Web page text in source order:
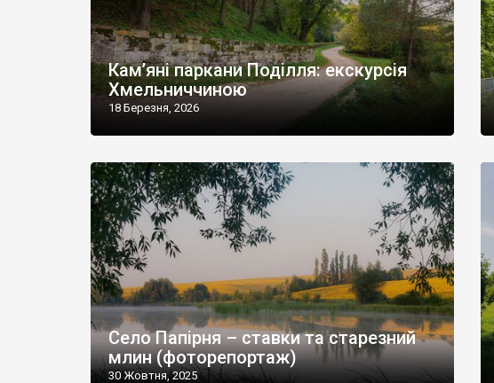
Кам’яні паркани Поділля: екскурсія
Хмельниччиною
18 Березня, 2026
Село Папірня – ставки та старезний
млин (фоторепортаж)
30 Жовтня, 2025